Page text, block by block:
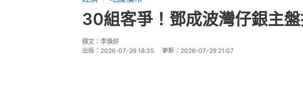
30組客爭！鄧成波灣仔銀主
撰文： 李煥好
出版： 2026-07-29 18:35 更新： 2026-07-29 21:07